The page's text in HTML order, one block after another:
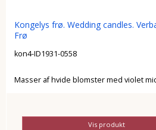
Kongelys frø. Wedding candles.
Frø
kon4-ID1931-0558
Masser af hvide blomster med violet
Vis produkt